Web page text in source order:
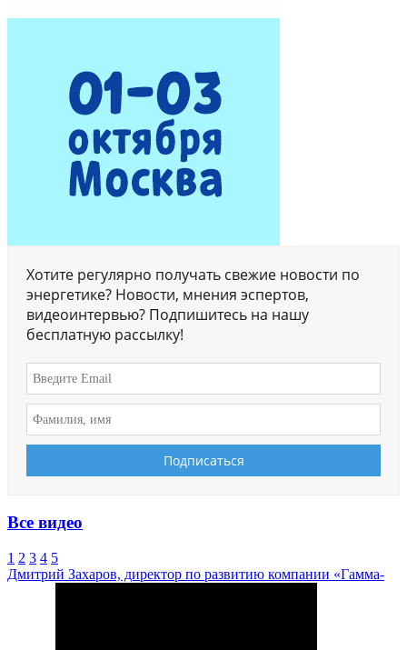
Хотите регулярно получать свежие новости по
энергетике? Новости, мнения эспертов,
видеоинтервью? Подпишитесь на нашу
бесплатную рассылку!
Все видео
1 2 3 4 5
Дмитрий Захаров, директор по развитию компании «Гамма-